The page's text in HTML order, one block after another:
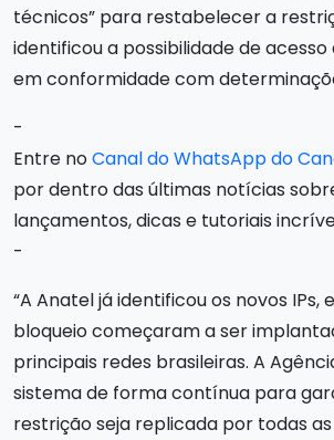
técnicos” para restabelecer a
identificou a possibilidade de
em conformidade com
-
Entre noCanal do WhatsApp do
por dentro das últimas notícias
lançamentos, dicas e tutoriais
-
“A Anatel já identificou os novos IPs,
bloqueio começaram a ser
principais redes brasileiras. A
sistema de forma contínua para
restrição seja replicada por todas